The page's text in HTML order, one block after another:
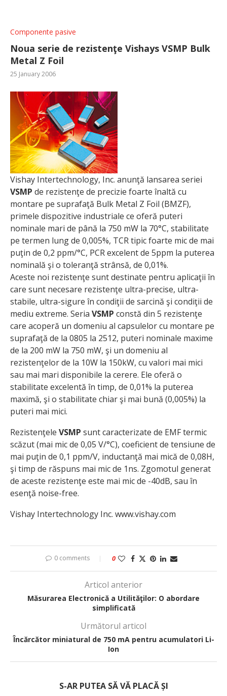
Componente pasive
Noua serie de rezistenţe Vishays VSMP Bulk
Metal Z Foil
25 January 2006
Vishay Intertechnology, Inc. anunţă lansarea seriei
VSMP de rezistenţe de precizie foarte înaltă cu
montare pe suprafaţă Bulk Metal Z Foil (BMZF),
primele dispozitive industriale ce oferă puteri
nominale mari de până la 750 mW la 70°C, stabilitate
pe termen lung de 0,005%, TCR tipic foarte mic de mai
puţin de 0,2 ppm/°C, PCR excelent de 5ppm la puterea
nominală şi o toleranţă strânsă, de 0,01%.
Aceste noi rezistenţe sunt destinate pentru aplicaţii în
care sunt necesare rezistenţe ultra-precise, ultra-
stabile, ultra-sigure în condiţii de sarcină şi condiţii de
mediu extreme. Seria VSMP constă din 5 rezistenţe
care acoperă un domeniu al capsulelor cu montare pe
suprafaţă de la 0805 la 2512, puteri nominale maxime
de la 200 mW la 750 mW, şi un domeniu al
rezistenţelor de la 10W la 150kW, cu valori mai mici
sau mai mari disponibile la cerere. Ele oferă o
stabilitate excelentă în timp, de 0,01% la puterea
maximă, şi o stabilitate chiar şi mai bună (0,005%) la
puteri mai mici.
Rezistenţele VSMP sunt caracterizate de EMF termic
scăzut (mai mic de 0,05 V/°C), coeficient de tensiune de
mai puţin de 0,1 ppm/V, inductanţă mai mică de 0,08H,
şi timp de răspuns mai mic de 1ns. Zgomotul generat
de aceste rezistenţe este mai mic de -40dB, sau în
esenţă noise-free.
Vishay Intertechnology Inc. www.vishay.com
0 comments 0
Articol anterior
Măsurarea Electronică a Utilităţilor: O abordare
simplificată
Următorul articol
Încărcător miniatural de 750 mA pentru acumulatori Li-
Ion
S-AR PUTEA SĂ VĂ PLACĂ ȘI